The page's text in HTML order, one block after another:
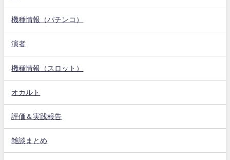
機種情報（パチンコ）
演者
機種情報（スロット）
オカルト
評価＆実践報告
雑談まとめ